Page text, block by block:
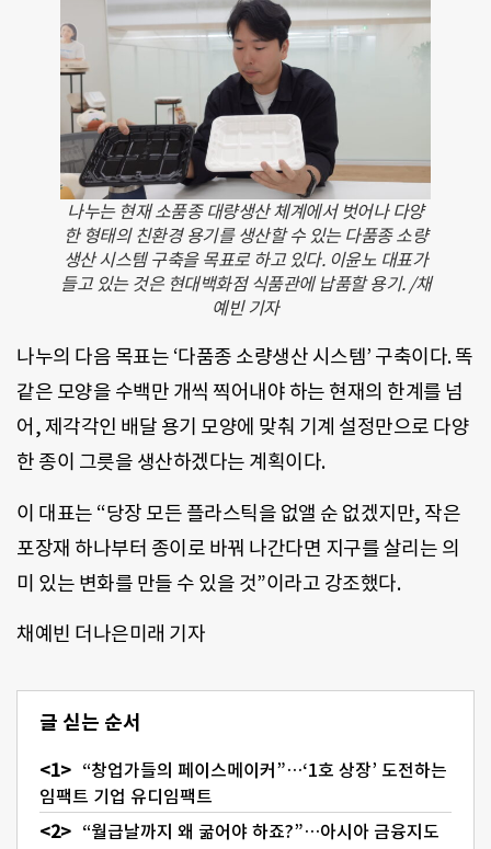
나누는 현재 소품종 대량생산 체계에서 벗어나 다양
한 형태의 친환경 용기를 생산할 수 있는 다품종 소량
생산 시스템 구축을 목표로 하고 있다. 이윤노 대표가
들고 있는 것은 현대백화점 식품관에 납품할 용기. /채
예빈 기자
나누의 다음 목표는 ‘다품종 소량생산 시스템’ 구축이다. 똑
같은 모양을 수백만 개씩 찍어내야 하는 현재의 한계를 넘
어, 제각각인 배달 용기 모양에 맞춰 기계 설정만으로 다양
한 종이 그릇을 생산하겠다는 계획이다.
이 대표는 “당장 모든 플라스틱을 없앨 순 없겠지만, 작은
포장재 하나부터 종이로 바꿔 나간다면 지구를 살리는 의
미 있는 변화를 만들 수 있을 것”이라고 강조했다.
채예빈 더나은미래 기자
글 싣는 순서
“창업가들의 페이스메이커”…‘1호 상장’ 도전하는
임팩트 기업 유디임팩트
“월급날까지 왜 굶어야 하죠?”…아시아 금융지도